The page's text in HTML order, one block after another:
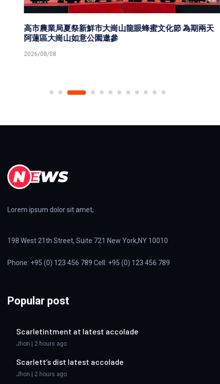
高市農業局夏祭新鮮市大崗山龍眼蜂蜜文化節 為期兩天
阿蓮區大崗山如意公園邀參
2026/08/08
Lorem ipsum dolor sit amet,
198 West 21th Street, Suite 721 New York,NY 10010
Phone: +95 (0) 123 456 789 Cell: +95 (0) 123 456 789
Popular post
Scarletintment at latest accolade
Jhon | 2 hours ago
Scarlett’s dist latest accolade
Jhon | 2 hours ago